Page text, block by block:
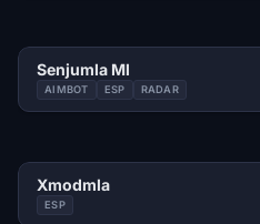
Senjumla Ml
AIMBOT ESP RADAR
Xmodmla
ESP